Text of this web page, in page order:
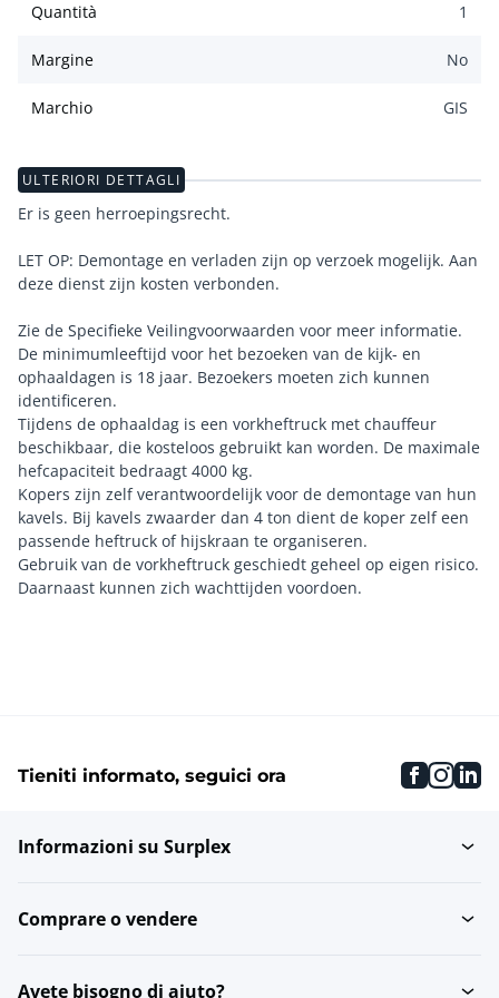
Quantità 1
Margine No
Marchio GIS
ULTERIORI DETTAGLI
Er is geen herroepingsrecht.
LET OP: Demontage en verladen zijn op verzoek mogelijk. Aan
deze dienst zijn kosten verbonden.
Zie de Specifieke Veilingvoorwaarden voor meer informatie.
De minimumleeftijd voor het bezoeken van de kijk- en
ophaaldagen is 18 jaar. Bezoekers moeten zich kunnen
identificeren.
Tijdens de ophaaldag is een vorkheftruck met chauffeur
beschikbaar, die kosteloos gebruikt kan worden. De maximale
hefcapaciteit bedraagt 4000 kg.
Kopers zijn zelf verantwoordelijk voor de demontage van hun
kavels. Bij kavels zwaarder dan 4 ton dient de koper zelf een
passende heftruck of hijskraan te organiseren.
Gebruik van de vorkheftruck geschiedt geheel op eigen risico.
Tieniti informato, seguici ora
Informazioni su Surplex
Comprare o vendere
Avete bisogno di aiuto?